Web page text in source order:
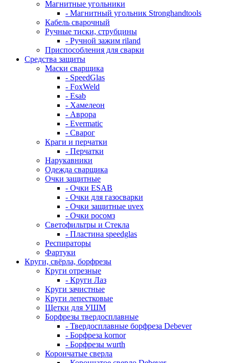
Магнитные угольники
- Магнитный угольник Stronghandtools
Кабель сварочный
Ручные тиски, струбцины
- Ручной зажим riland
Приспособления для сварки
Средства защиты
Маски сварщика
- SpeedGlas
- FoxWeld
- Esab
- Хамелеон
- Аврора
- Evermatic
- Сварог
Краги и перчатки
- Перчатки
Нарукавники
Одежда сварщика
Очки защитные
- Очки ESAB
- Очки для газосварки
- Очки защитные uvex
- Очки росомз
Светофильтры и Стекла
- Пластина speedglas
Респираторы
Фартуки
Круги, свёрла, борфрезы
Круги отрезные
- Круги Лаз
Круги зачистные
Круги лепестковые
Щетки для УШМ
Борфрезы твердосплавные
- Твердосплавные борфреза Debever
- Борфреза kornor
- Борфрезы wurth
Корончатые сверла